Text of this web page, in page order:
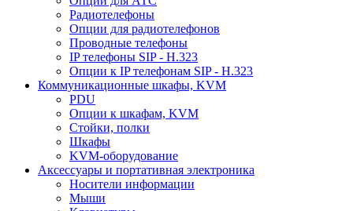
Радиотелефоны
Опции для радиотелефонов
Проводные телефоны
IP телефоны SIP - H.323
Опции к IP телефонам SIP - H.323
Коммуникационные шкафы, KVM
PDU
Опции к шкафам, KVM
Стойки, полки
Шкафы
KVM-оборудование
Аксессуары и портативная электроника
Носители информации
Мыши